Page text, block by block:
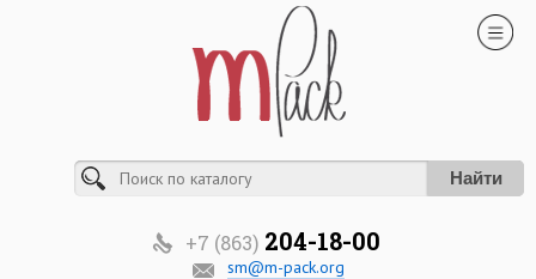
Найти
+7 (863) 204-18-00
sm@m-pack.org